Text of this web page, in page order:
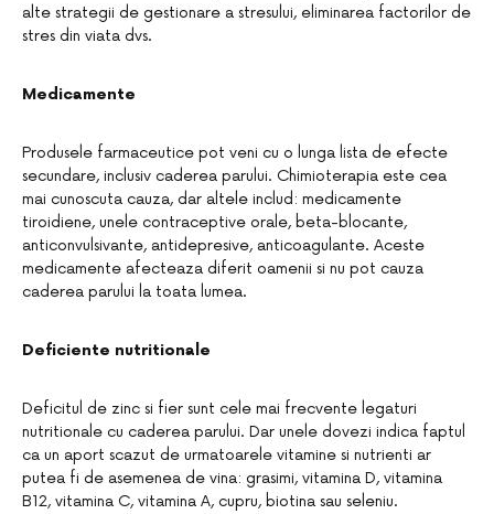
alte strategii de gestionare a stresului, eliminarea factorilor de
stres din viata dvs.
Medicamente
Produsele farmaceutice pot veni cu o lunga lista de efecte
secundare, inclusiv caderea parului. Chimioterapia este cea
mai cunoscuta cauza, dar altele includ: medicamente
tiroidiene, unele contraceptive orale, beta-blocante,
anticonvulsivante, antidepresive, anticoagulante. Aceste
medicamente afecteaza diferit oamenii si nu pot cauza
caderea parului la toata lumea.
Deficiente nutritionale
Deficitul de zinc si fier sunt cele mai frecvente legaturi
nutritionale cu caderea parului. Dar unele dovezi indica faptul
ca un aport scazut de urmatoarele vitamine si nutrienti ar
putea fi de asemenea de vina: grasimi, vitamina D, vitamina
B12, vitamina C, vitamina A, cupru, biotina sau seleniu.